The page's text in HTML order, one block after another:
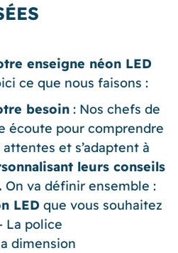
enseigne néon LED
ce que nous faisons :
besoin: Nos chefs de
écoute pour comprendre
et s’adaptent à
leurs conseils
On va définir ensemble :
LED que vous souhaitez
La police
dimension